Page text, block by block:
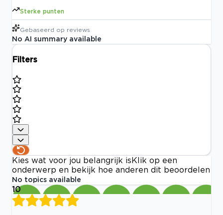
Sterke punten
Gebaseerd op reviews
No AI summary available
Filters
Kies wat voor jou belangrijk is Klik op een
onderwerp en bekijk hoe anderen dit beoordelen
No topics available
10